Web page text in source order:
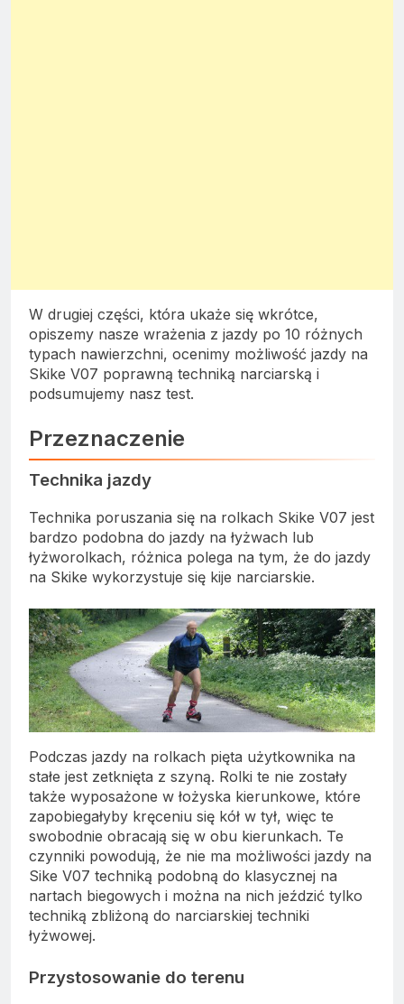
W drugiej części, która ukaże się wkrótce,
opiszemy nasze wrażenia z jazdy po 10 różnych
typach nawierzchni, ocenimy możliwość jazdy na
Skike V07 poprawną techniką narciarską i
podsumujemy nasz test.
Przeznaczenie
Technika jazdy
Technika poruszania się na rolkach Skike V07 jest
bardzo podobna do jazdy na łyżwach lub
łyżworolkach, różnica polega na tym, że do jazdy
na Skike wykorzystuje się kije narciarskie.
Podczas jazdy na rolkach pięta użytkownika na
stałe jest zetknięta z szyną. Rolki te nie zostały
także wyposażone w łożyska kierunkowe, które
zapobiegałyby kręceniu się kół w tył, więc te
swobodnie obracają się w obu kierunkach. Te
czynniki powodują, że nie ma możliwości jazdy na
Sike V07 techniką podobną do klasycznej na
nartach biegowych i można na nich jeździć tylko
techniką zbliżoną do narciarskiej techniki
łyżwowej.
Przystosowanie do terenu